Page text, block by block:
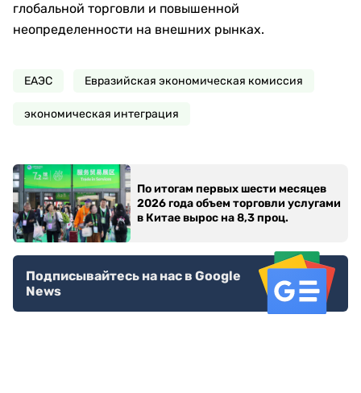
глобальной торговли и повышенной
неопределенности на внешних рынках.
ЕАЭС Евразийская экономическая комиссия
экономическая интеграция
По итогам первых шести месяцев
2026 года объем торговли услугами
в Китае вырос на 8,3 проц.
Подписывайтесь на нас в Google
News